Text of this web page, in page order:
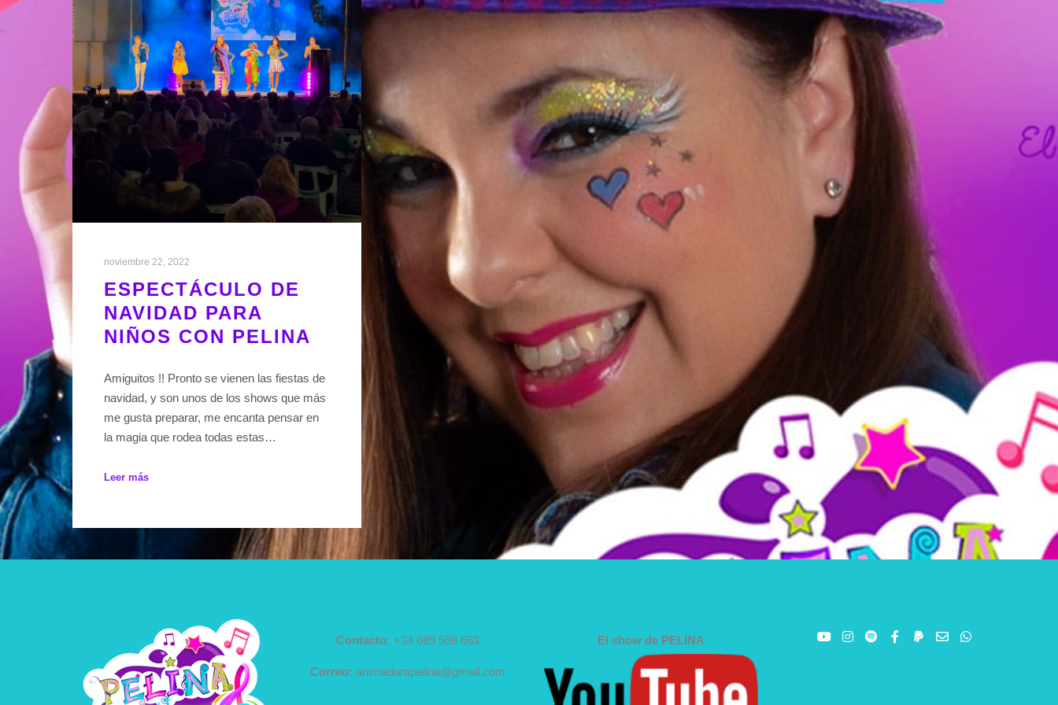
noviembre 22, 2022
ESPECTÁCULO DE
NAVIDAD PARA
NIÑOS CON PELINA
Amiguitos !! Pronto se vienen las fiestas de
navidad, y son unos de los shows que más
me gusta preparar, me encanta pensar en
la magia que rodea todas estas…
Leer más
Contacto: +34 689 508 663
Correo: animadorapelina@gmail.com
El show de PELINA